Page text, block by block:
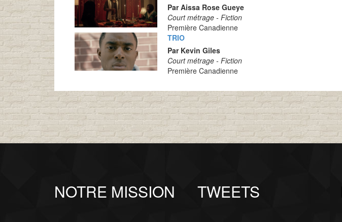
Par Aissa Rose Gueye
Court métrage - Fiction
Première Canadienne
TRIO
Par Kevin Giles
Court métrage - Fiction
Première Canadienne
NOTRE MISSION TWEETS